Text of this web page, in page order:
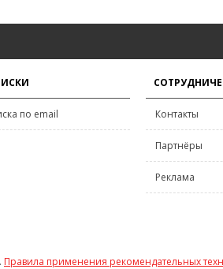
по email Контакты
Партнёры
Реклама
Правила применения рекомендательных